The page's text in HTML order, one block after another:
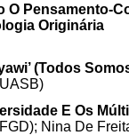
Pensamento-
Originária
(Todos
E Os
Nina De